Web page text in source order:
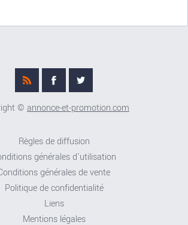
© annonce-et-promotion.com
Règles de diffusion
générales d'utilisation
générales de vente
Politique de confidentialité
Liens
Mentions légales